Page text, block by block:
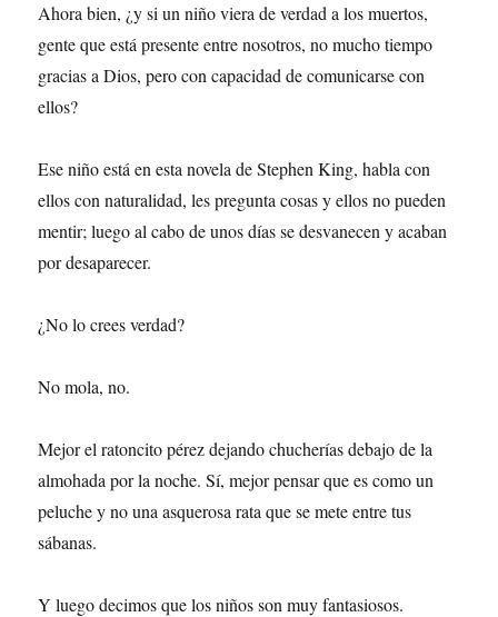
Ahora bien, ¿y si un niño viera de verdad a los muertos,
gente que está presente entre nosotros, no mucho tiempo
gracias a Dios, pero con capacidad de comunicarse con
ellos?
Ese niño está en esta novela de Stephen King, habla con
ellos con naturalidad, les pregunta cosas y ellos no pueden
mentir; luego al cabo de unos días se desvanecen y acaban
por desaparecer.
¿No lo crees verdad?
No mola, no.
Mejor el ratoncito pérez dejando chucherías debajo de la
almohada por la noche. Sí, mejor pensar que es como un
peluche y no una asquerosa rata que se mete entre tus
sábanas.
Y luego decimos que los niños son muy fantasiosos.